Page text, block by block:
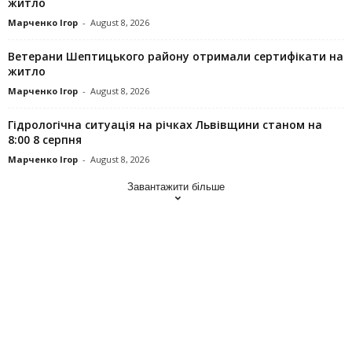
житло
Марченко Ігор - August 8, 2026
Ветерани Шептицького району отримали сертифікати на
житло
Марченко Ігор - August 8, 2026
Гідрологічна ситуація на річках Львівщини станом на
8:00 8 серпня
Марченко Ігор - August 8, 2026
Завантажити більше